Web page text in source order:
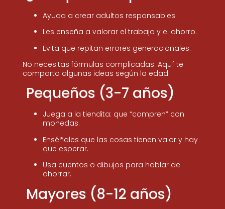
Ayuda a crear adultos responsables.
Les enseña a valorar el trabajo y el ahorro.
Evita que repitan errores generacionales.
No necesitas fórmulas complicadas. Aquí te
comparto algunas ideas según la edad.
Pequeños (3-7 años)
Juega a la tiendita: que “compren” con
monedas.
Enséñales que las cosas tienen valor y hay
que esperar.
Usa cuentos o dibujos para hablar de
ahorrar.
Mayores (8-12 años)